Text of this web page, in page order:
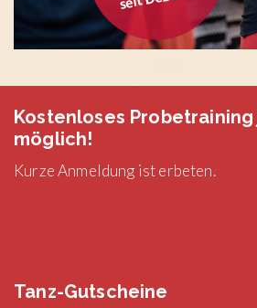
Kostenloses
möglich!
Kurze Anmeldung ist erbeten.
Tanz-Gutscheine